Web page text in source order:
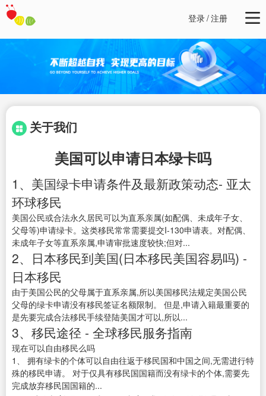
登录/注册
关于我们
美国可以申请日本绿卡吗
1、美国绿卡申请条件及最新政策动态- 亚太
环球移民
美国公民或合法永久居民可以为直系亲属(如配偶、未成年子女、
父母等)申请绿卡。这类移民常常需要提交I-130申请表。对配偶、
未成年子女等直系亲属,申请审批速度较快;但对...
2、日本移民到美国(日本移民美国容易吗) -
日本移民
由于美国公民的父母属于直系亲属,所以美国移民法规定美国公民
父母的绿卡申请没有移民签证名额限制。 但是,申请入籍最重要的
是先要完成合法移民手续登陆美国才可以,所以...
3、移民途径 - 全球移民服务指南
现在可以自由移民么吗
1、 拥有绿卡的个体可以自由往返于移民国和中国之间,无需进行特
殊的移民申请。 对于仅具有移民国国籍而没有绿卡的个体,需要先
完成放弃移民国国籍的...